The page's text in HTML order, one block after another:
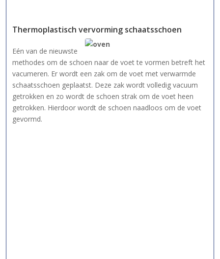
Thermoplastisch vervorming schaatsschoen
Eén van de nieuwste
methodes om de schoen naar de voet te vormen betreft het
vacumeren. Er wordt een zak om de voet met verwarmde
schaatsschoen geplaatst. Deze zak wordt volledig vacuum
getrokken en zo wordt de schoen strak om de voet heen
getrokken. Hierdoor wordt de schoen naadloos om de voet
gevormd.